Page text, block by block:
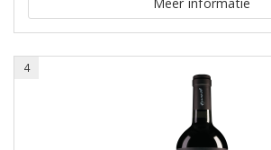
Meer informatie
4